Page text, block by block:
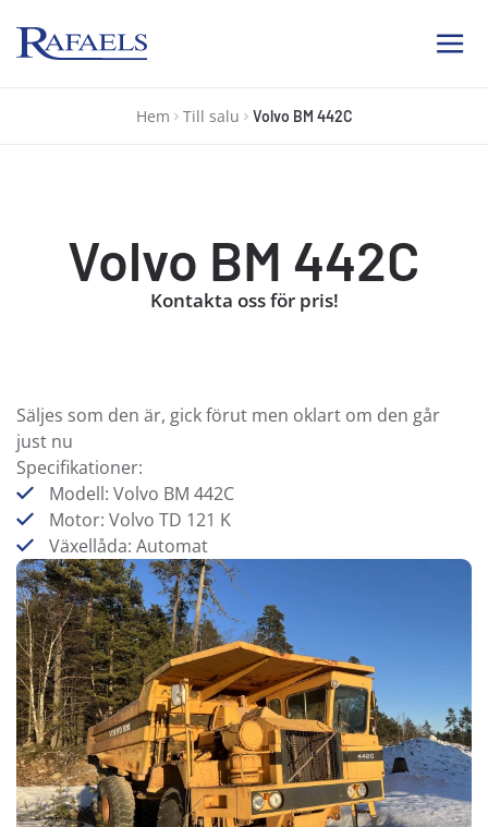
Ab Rafael
Hem Till salu Volvo BM 442C
Volvo BM 442C
Kontakta oss för pris!
Säljes som den är, gick förut men oklart om den går
just nu
Specifikationer:
Modell: Volvo BM 442C
Motor: Volvo TD 121 K
Växellåda: Automat